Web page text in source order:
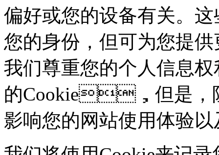
偏好或您的设备有关。
您的身份，但可为您
我们尊重您的个人信息权
的Cookie，但是
影响您的网站使用体验